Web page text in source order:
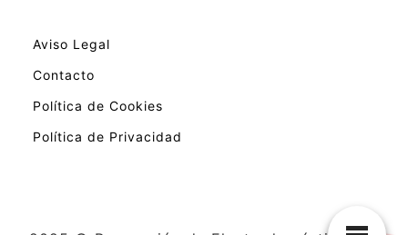
Aviso Legal
Contacto
Política de Cookies
Política de Privacidad